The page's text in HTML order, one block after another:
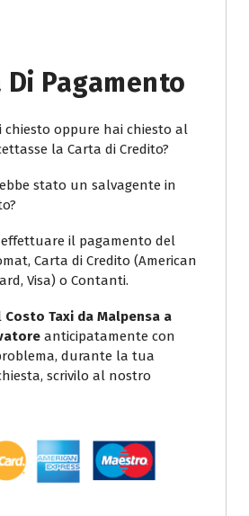
Pagamento
chiesto oppure hai chiesto al
la Carta di Credito?
stato un salvagente in
effettuare il pagamento del
Carta di Credito (American
Visa) o Contanti.
Costo Taxi da Malpensa a
anticipatamente con
durante la tua
scrivilo al nostro